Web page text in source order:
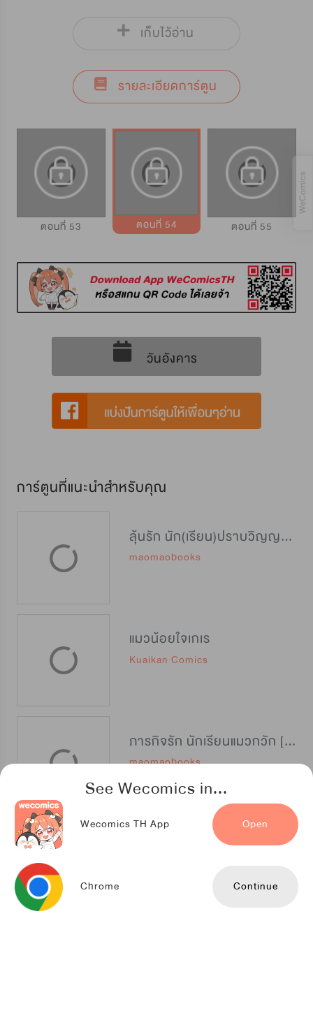
See Wecomics in...
Wecomics TH App Open
Chrome Continue
เก็บไว้อ่าน
รายละเอียดการ์ตูน
ตอนที่ 53 ตอนที่ 54 ตอนที่ 55
วันอังคาร
การ์ตูนที่แนะนำสำหรับคุณ
ลุ้นรัก นัก(เรียน)ปราบวิญญาณ [封灵特优生]
maomaobooks
แมวน้อยใจเกเร
Kuaikan Comics
ภารกิจรัก นักเรียนแมวกวัก [招财特优生]
maomaobooks